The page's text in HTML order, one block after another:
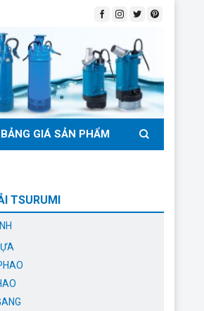
BẢNG GIÁ SẢN PHẨM
TSURUMI